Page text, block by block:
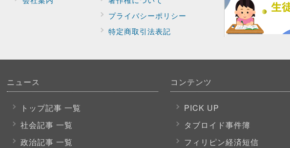
プライバシーポリシー
特定商取引法表記
ニュース
トップ記事 一覧
社会記事 一覧
政治記事 一覧
コンテンツ
PICK UP
タブロイド事件簿
フィリピン経済短信